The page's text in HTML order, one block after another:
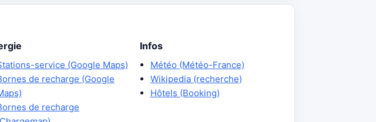
service (Google Maps)
de recharge (Google
de recharge
Infos
Météo (Météo-France)
Wikipedia (recherche)
Hôtels (Booking)